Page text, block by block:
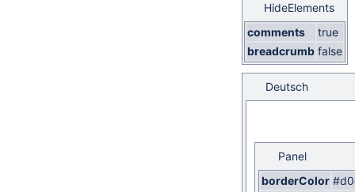
HideElements
comments
true
breadcrumb false
Deutsch
Panel
borderColor